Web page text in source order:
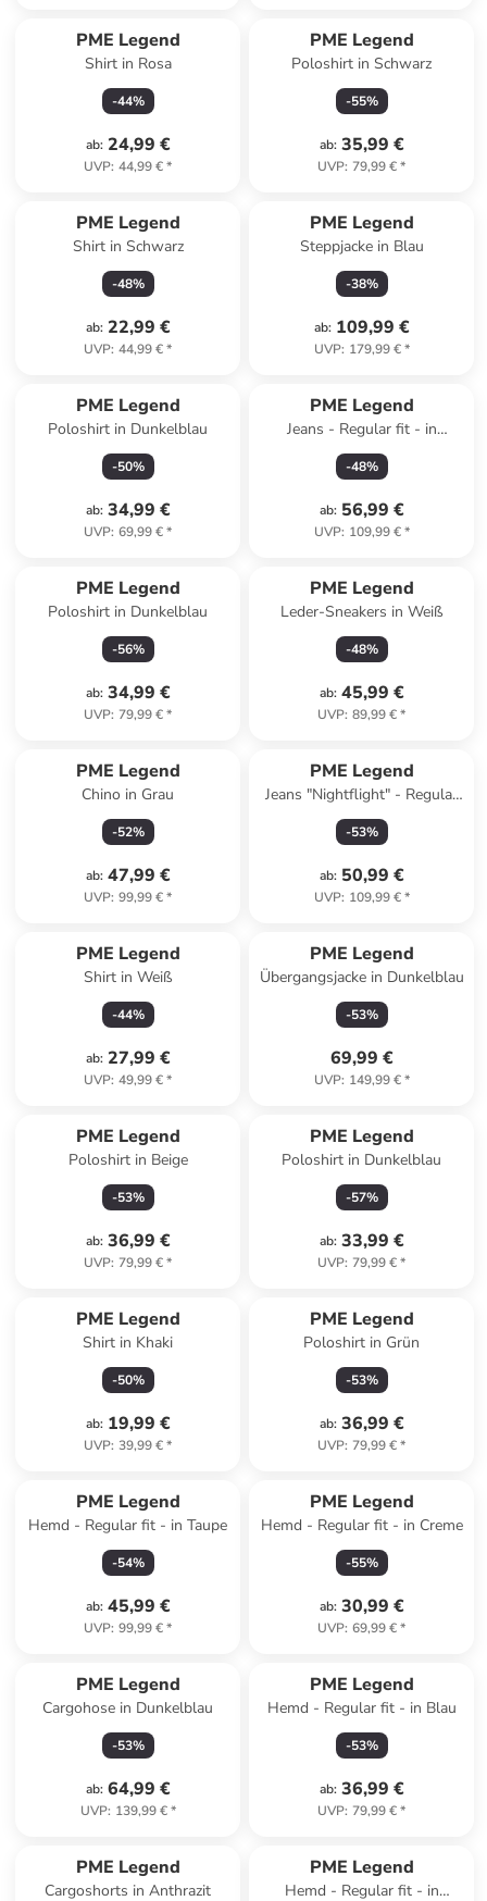
PME Legend
Shirt in Rosa
-44%
ab: 24,99 €
UVP: 44,99 €*
PME Legend
Poloshirt in Schwarz
-55%
ab: 35,99 €
UVP: 79,99 €*
PME Legend
Shirt in Schwarz
-48%
ab: 22,99 €
UVP: 44,99 €*
PME Legend
Steppjacke in Blau
-38%
ab: 109,99 €
UVP: 179,99 €*
PME Legend
Poloshirt in Dunkelblau
-50%
ab: 34,99 €
UVP: 69,99 €*
PME Legend
Jeans - Regular fit - in
Hellblau
-48%
ab: 56,99 €
UVP: 109,99 €*
PME Legend
Poloshirt in Dunkelblau
-56%
ab: 34,99 €
UVP: 79,99 €*
PME Legend
Leder-Sneakers in Weiß
-48%
ab: 45,99 €
UVP: 89,99 €*
PME Legend
Chino in Grau
-52%
ab: 47,99 €
UVP: 99,99 €*
PME Legend
Jeans "Nightflight" - Regular
fit - in Dunkelblau
-53%
ab: 50,99 €
UVP: 109,99 €*
PME Legend
Shirt in Weiß
-44%
ab: 27,99 €
UVP: 49,99 €*
PME Legend
Übergangsjacke in Dunkelblau
-53%
69,99 €
UVP: 149,99 €*
PME Legend
Poloshirt in Beige
-53%
ab: 36,99 €
UVP: 79,99 €*
PME Legend
Poloshirt in Dunkelblau
-57%
ab: 33,99 €
UVP: 79,99 €*
PME Legend
Shirt in Khaki
-50%
ab: 19,99 €
UVP: 39,99 €*
PME Legend
Poloshirt in Grün
-53%
ab: 36,99 €
UVP: 79,99 €*
PME Legend
Hemd - Regular fit - in Taupe
-54%
ab: 45,99 €
UVP: 99,99 €*
PME Legend
Hemd - Regular fit - in Creme
-55%
ab: 30,99 €
UVP: 69,99 €*
PME Legend
Cargohose in Dunkelblau
-53%
ab: 64,99 €
UVP: 139,99 €*
PME Legend
Hemd - Regular fit - in Blau
-53%
ab: 36,99 €
UVP: 79,99 €*
PME Legend
Cargoshorts in Anthrazit
PME Legend
Hemd - Regular fit - in